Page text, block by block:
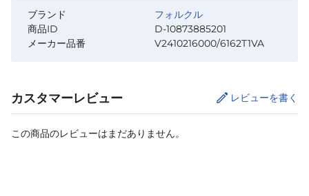
ブランド
フォルクル
商品ID
D-10873885201
メーカー品番
V2410216000/6162T1VA
カスタマーレビュー レビューを書く
この商品のレビューはまだありません。